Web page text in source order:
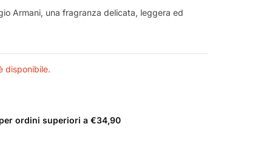
Armani, una fragranza delicata, leggera ed
disponibile.
per ordini superiori a €34,90